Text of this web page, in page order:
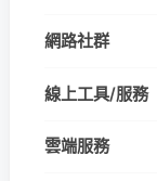
網路社群
線上工具/服務
雲端服務